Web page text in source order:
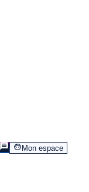
Mon espace